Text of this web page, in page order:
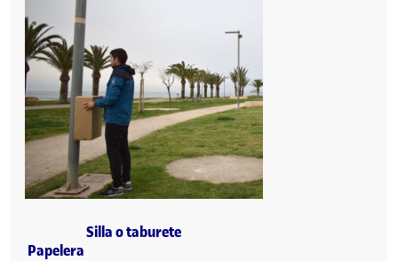
Silla o taburete
Papelera